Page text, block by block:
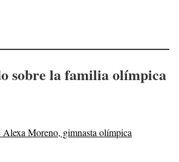
sobre la familia olímpica
Moreno, gimnasta olímpica